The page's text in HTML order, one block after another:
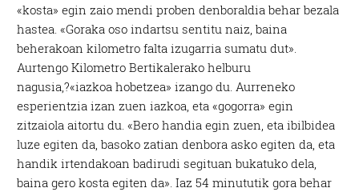
«kosta» egin zaio mendi proben denboraldia behar bezala
hastea. «Goraka oso indartsu sentitu naiz, baina
beherakoan kilometro falta izugarria sumatu dut».
Aurtengo Kilometro Bertikalerako helburu
nagusia,?«iazkoa hobetzea» izango du. Aurreneko
esperientzia izan zuen iazkoa, eta «gogorra» egin
zitzaiola aitortu du. «Bero handia egin zuen, eta ibilbidea
luze egiten da, basoko zatian denbora asko egiten da, eta
handik irtendakoan badirudi segituan bukatuko dela,
baina gero kosta egiten da». Iaz 54 minututik gora behar